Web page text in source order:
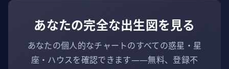
あなたの完全な出生図を見る
あなたの個人的なチャートのすべての惑星・星
座・ハウスを確認できます——無料、登録不